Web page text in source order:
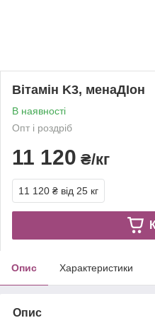
Вітамін K3, менаДІон
В наявності
Опт і роздріб
11 120 ₴/кг
11 120 ₴ від 25 кг
Опис Характеристики
Опис